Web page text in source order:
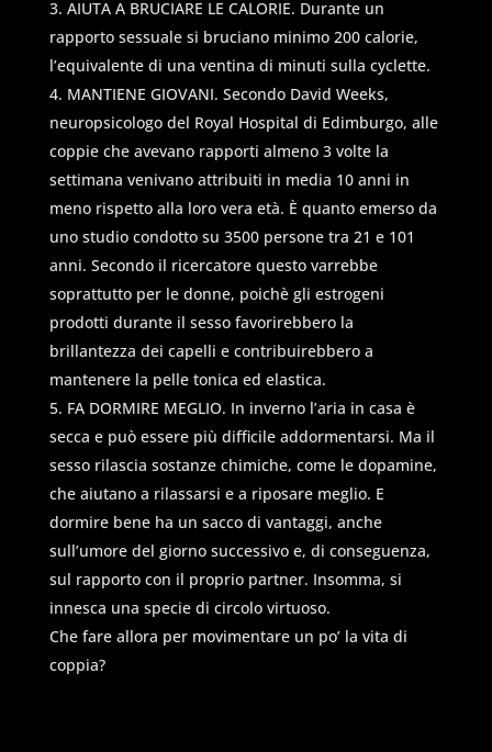
AIUTA A BRUCIARE LE CALORIE. Durante un
rapporto sessuale si bruciano minimo 200 calorie,
l’equivalente di una ventina di minuti sulla cyclette.
MANTIENE GIOVANI. Secondo David Weeks,
neuropsicologo del Royal Hospital di Edimburgo, alle
coppie che avevano rapporti almeno 3 volte la
settimana venivano attribuiti in media 10 anni in
meno rispetto alla loro vera età. È quanto emerso da
uno studio condotto su 3500 persone tra 21 e 101
anni. Secondo il ricercatore questo varrebbe
soprattutto per le donne, poichè gli estrogeni
prodotti durante il sesso favorirebbero la
brillantezza dei capelli e contribuirebbero a
mantenere la pelle tonica ed elastica.
FA DORMIRE MEGLIO. In inverno l’aria in casa è
secca e può essere più difficile addormentarsi. Ma il
sesso rilascia sostanze chimiche, come le dopamine,
che aiutano a rilassarsi e a riposare meglio. E
dormire bene ha un sacco di vantaggi, anche
sull’umore del giorno successivo e, di conseguenza,
sul rapporto con il proprio partner. Insomma, si
innesca una specie di circolo virtuoso.
Che fare allora per movimentare un po’ la vita di
coppia?